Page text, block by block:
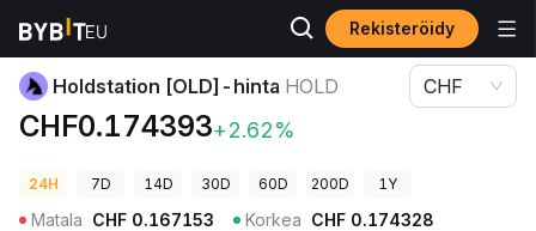
Rekisteröidy
Kryptohinnat Holdstation [OLD]-hinta HOLD
Holdstation [OLD]-hinta HOLD
CHF0.174393+2.62%
CHF
24H 7D 14D 30D 60D 200D 1Y
Matala CHF 0.167153 Korkea CHF 0.174328